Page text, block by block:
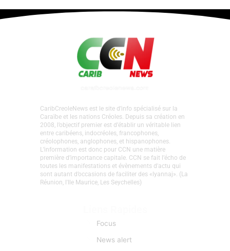
CaribCreoleNews est le site d’info spécialisé sur la
Caraïbe et les nations Créoles. Depuis sa création en
2008, l’objectif premier est d’établir un véritable lien
entre caribéens, indocréoles, francophones,
créolophones, anglophones, et hispanophones.
L’information est donc pour CCN une matière
première d’importance capitale. CCN se fait l’écho de
toutes les manifestations et évènements d'actu qui
sont autant d’occasions de faciliter des «lyannaj». (La
Réunion, l'Ile Maurice, Les Seychelles)
Focus
News alert